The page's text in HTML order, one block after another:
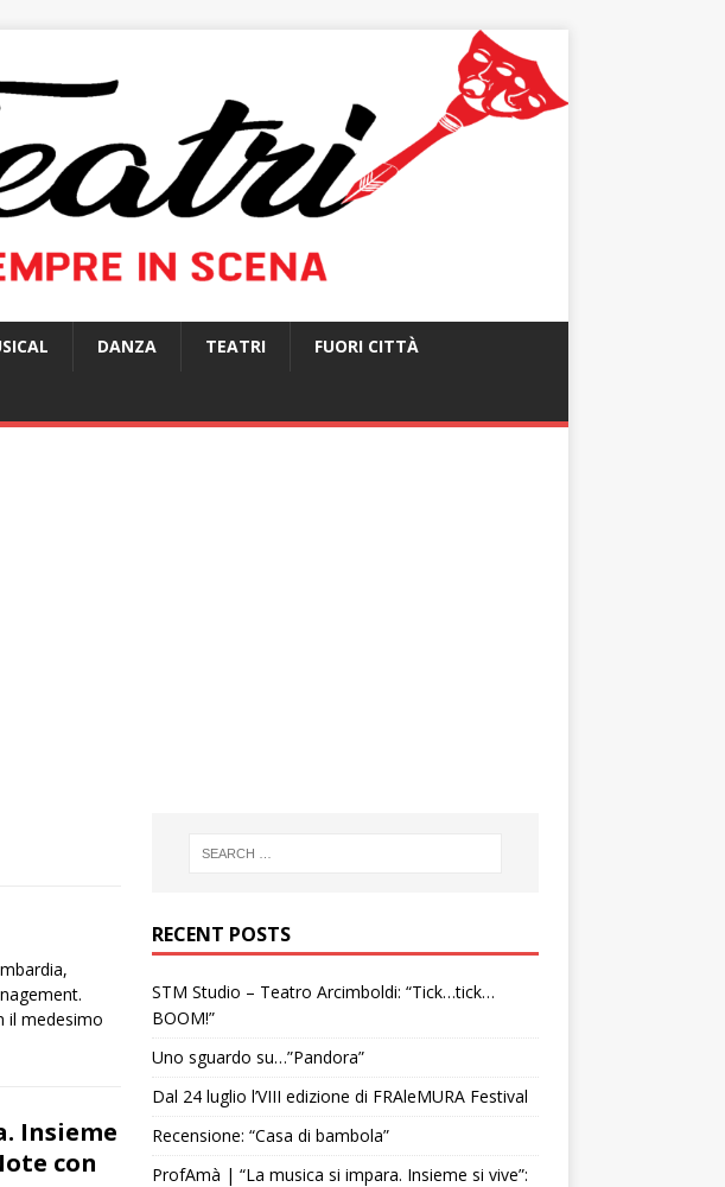
DANZA TEATRI FUORI CITTÀ
il medesimo
Insieme
con
RECENT POSTS
STM Studio – Teatro Arcimboldi: “Tick…tick…
BOOM!”
Uno sguardo su…”Pandora”
Dal 24 luglio l’VIII edizione di FRAleMURA Festival
Recensione: “Casa di bambola”
ProfAmà | “La musica si impara. Insieme si vive”: